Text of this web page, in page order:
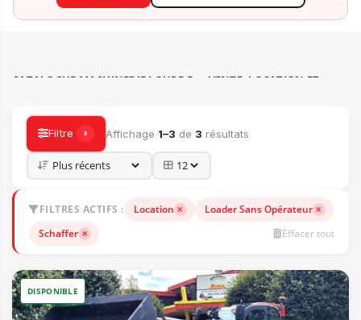
CATALOGUE MACHINERIE LOURDE — VENTE, LOCATION ET
Filtre 3 Affichage 1–3 de 3 résultats
FILTRES ACTIFS : Location
Loader Sans Opérateur
Schaffer
Effacer tout
DISPONIBLE